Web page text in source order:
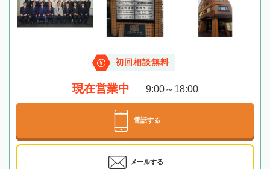
初回相談無料
現在営業中 9:00～18:00
電話する
メールする